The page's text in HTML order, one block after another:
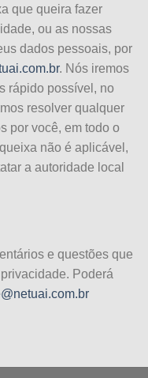
que queira fazer
ou as nossas
dados pessoais, por
. Nós iremos
rápido possível, no
resolver qualquer
por você, em todo o
não é aplicável,
a autoridade local
e questões que
Poderá